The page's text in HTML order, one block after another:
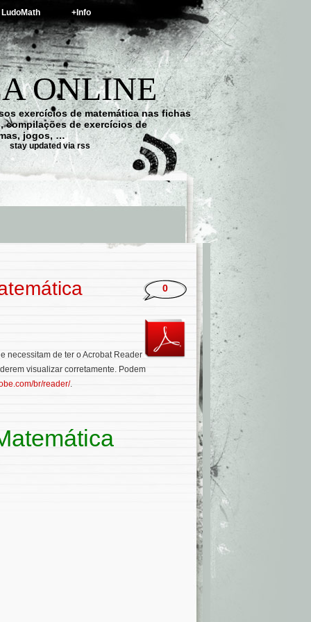
LudoMath +Info
ONLINE
exercícios de matemática nas fichas
compilações de exercícios de
jogos, …
stay updated via rss
0
necessitam de ter o Acrobat Reader
visualizar corretamente. Podem
br/reader/.